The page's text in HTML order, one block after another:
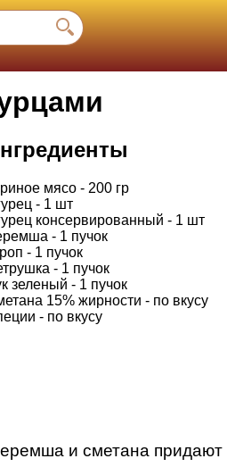
мясо - 200 гр
- 1 шт
консервированный - 1 шт
- 1 пучок
- 1 пучок
- 1 пучок
зеленый - 1 пучок
15% жирности - по вкусу
- по вкусу
и сметана